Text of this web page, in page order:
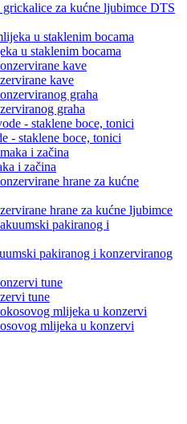
za kućne ljubimce DTS
u staklenim bocama
kave
graha
- staklene boce, tonici
i začina
hrane za kućne ljubimce
pakiranog i konzerviranog
tune
mlijeka u konzervi